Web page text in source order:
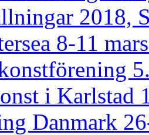
2018,
8-11
i Karlstad
Danmark